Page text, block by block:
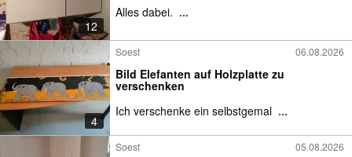
12
Alles dabei. ...
4
Soest 06.08.2026
Bild Elefanten auf Holzplatte zu
verschenken
Ich verschenke ein selbstgemal ...
Soest 05.08.2026